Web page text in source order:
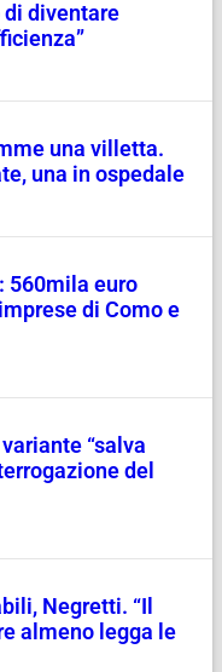
diventare
una villetta.
una in ospedale
560mila euro
di Como e
“salva
del
Negretti. “Il
almeno legga le